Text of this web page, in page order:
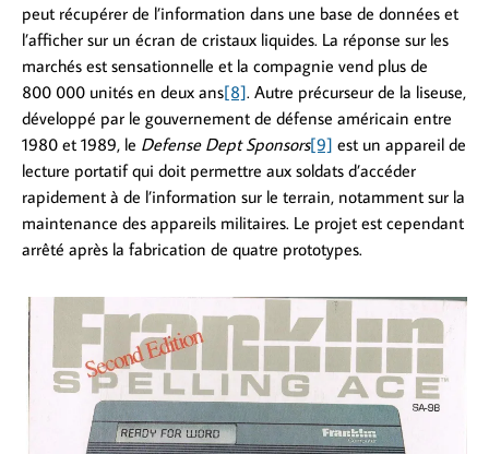
peut récupérer de l’information dans une base de données et
l’afficher sur un écran de cristaux liquides. La réponse sur les
marchés est sensationnelle et la compagnie vend plus de
800 000 unités en deux ans[8]. Autre précurseur de la liseuse,
développé par le gouvernement de défense américain entre
1980 et 1989, le Defense Dept Sponsors[9] est un appareil de
lecture portatif qui doit permettre aux soldats d’accéder
rapidement à de l’information sur le terrain, notamment sur la
maintenance des appareils militaires. Le projet est cependant
arrêté après la fabrication de quatre prototypes.